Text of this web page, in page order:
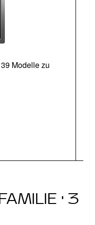
Modelle zu
· 3